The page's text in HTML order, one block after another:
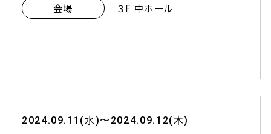
会場 ３F 中ホール
2024.09.11(水)〜2024.09.12(木)